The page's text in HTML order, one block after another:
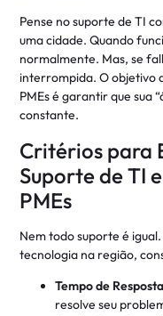
Pense no suporte de TI
uma cidade. Quando
normalmente. Mas, se
interrompida. O objetivo
PMEs é garantir que sua
constante.
Critérios para
Suporte de TI
PMEs
Nem todo suporte é
tecnologia na região,
Tempo de
resolve seu